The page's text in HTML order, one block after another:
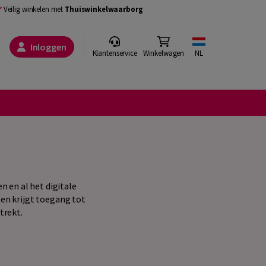
Veilig winkelen met Thuiswinkelwaarborg
Inloggen Klantenservice Winkelwagen NL
en al het digitale
en krijgt toegang tot